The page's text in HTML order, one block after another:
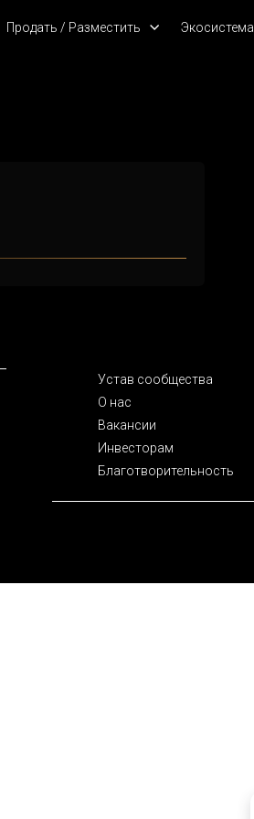
Продать / Разместить Экосистема
Устав сообщества
О нас
Вакансии
Инвесторам
Благотворительность